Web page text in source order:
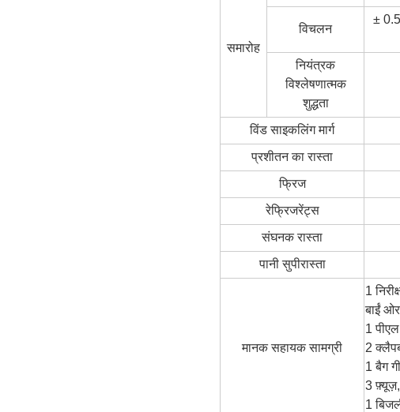
समारोह
विचलन
±
नियंत्रक
विश्लेषणात्मक
शुद्धता
विंड साइकलिंग मार्ग
प्रशीतन का रास्ता
फ्रिज
रेफ्रिजरेंट्स
संघनक रास्ता
पानी सुपीरास्ता
मानक सहायक सामग्री
1
बाईं
1
2
1 बैग
3 फ़्यूज़,
1